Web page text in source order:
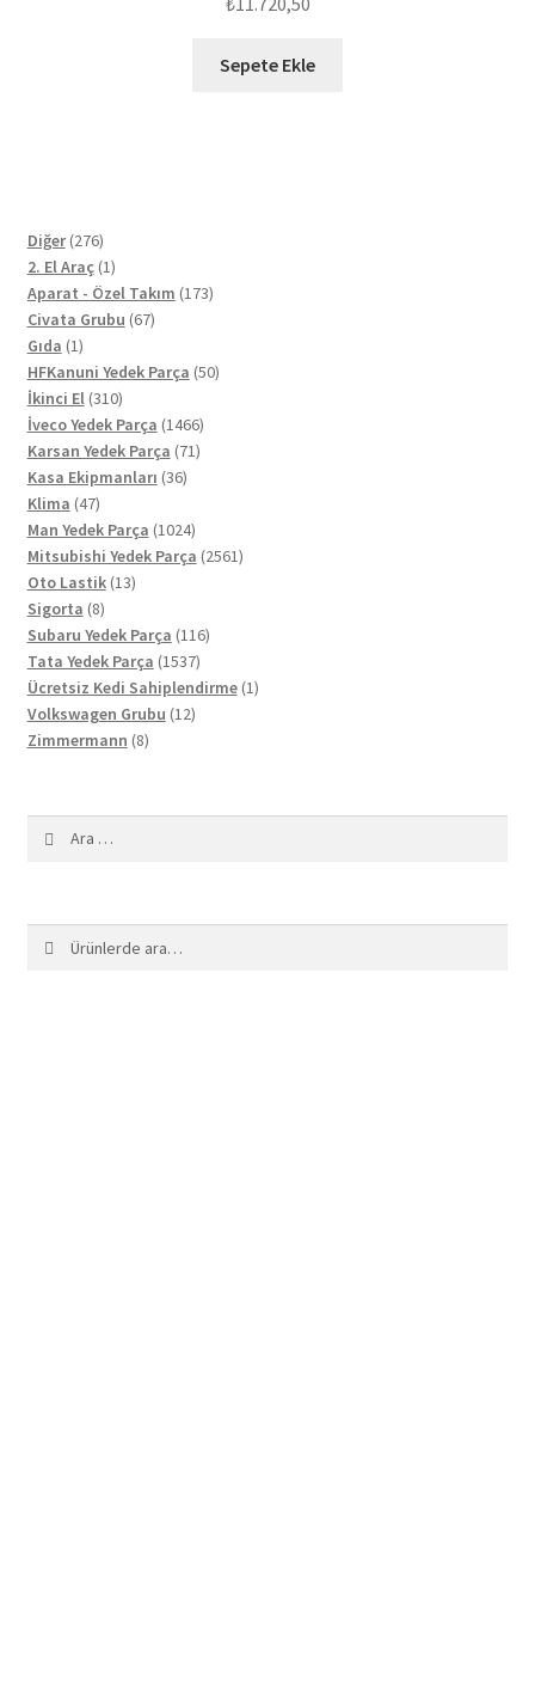
Sepete Ekle
Diğer 276276
ürün
2. El Araç 11
ürün
Aparat - Özel Takım 173173
Civata Grubu 6767
Gıda 11
ürün
HFKanuni Yedek Parça 5050
İkinci El 310310
ürün
İveco Yedek Parça 14661466
ürün
Karsan Yedek Parça 7171
Kasa Ekipmanları 3636
Klima 4747
ürün
Man Yedek Parça 10241024
ürün
Mitsubishi Yedek Parça 25612561
Oto Lastik 1313
Sigorta 88
ürün
Subaru Yedek Parça 116116
Tata Yedek Parça 15371537
ürün
Ücretsiz Kedi Sahiplendirme 11
Volkswagen Grubu 1212
Zimmermann 88